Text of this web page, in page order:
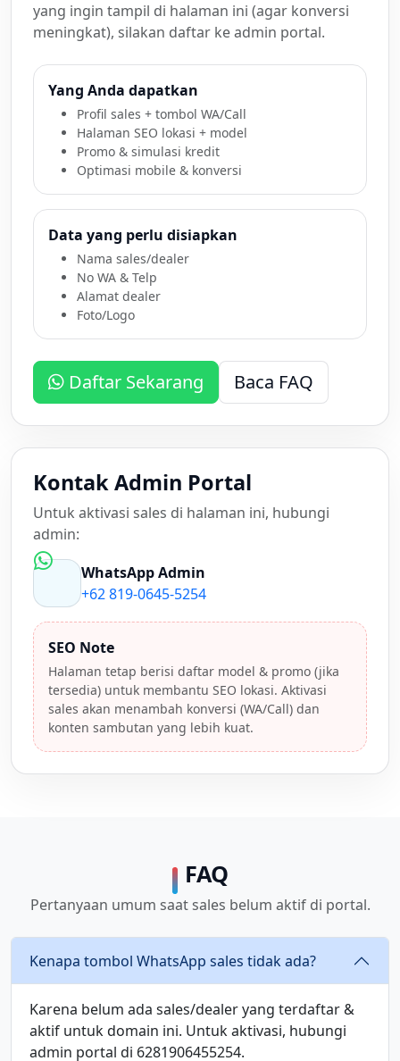
yang ingin tampil di halaman ini (agar konversi
meningkat), silakan daftar ke admin portal.
Yang Anda dapatkan
Profil sales + tombol WA/Call
Halaman SEO lokasi + model
Promo & simulasi kredit
Optimasi mobile & konversi
Data yang perlu disiapkan
Nama sales/dealer
No WA & Telp
Alamat dealer
Foto/Logo
Daftar Sekarang Baca FAQ
Kontak Admin Portal
Untuk aktivasi sales di halaman ini, hubungi
admin:
WhatsApp Admin
+62 819-0645-5254
SEO Note
Halaman tetap berisi daftar model & promo (jika
tersedia) untuk membantu SEO lokasi. Aktivasi
sales akan menambah konversi (WA/Call) dan
konten sambutan yang lebih kuat.
FAQ
Pertanyaan umum saat sales belum aktif di portal.
Kenapa tombol WhatsApp sales tidak ada?
Karena belum ada sales/dealer yang terdaftar &
aktif untuk domain ini. Untuk aktivasi, hubungi
admin portal di 6281906455254.